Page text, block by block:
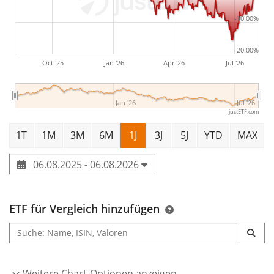
am 9. November 2021 in Luxemburg
aufgelegt.
Oct '25 Jan '26 Apr '26 Jul '26
Jan '26 Jul '26
-20.00%
-10.00%
justETF.com
1T 1M 3M 6M 1J 3J 5J YTD MAX
06.08.2025 - 06.08.2026
ETF für Vergleich hinzufügen